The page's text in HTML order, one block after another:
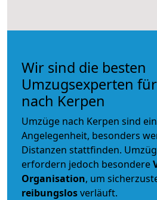
Wir sind die besten
Umzugsexperten
nach Kerpen
Umzüge nach Kerpen sind
Angelegenheit, besonders
Distanzen stattfinden.
erfordern jedoch besondere
Organisation, um
reibungslosverläuft.